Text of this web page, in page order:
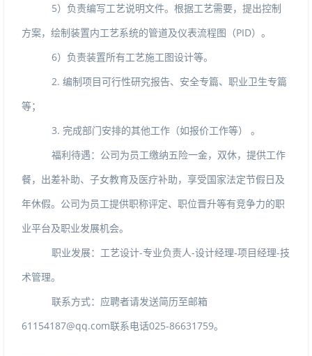
5）负责编写工艺说明文件。根据工艺需要，提出控制
方案，绘制装置内工艺系统的管道及仪表流程图（PID）。
6）负责装置所有工艺施工图设计等。
2.编制项目可行性研究报告、安全专篇、职业卫生专篇
等；
3.完成部门安排的其他工作（如报价工作等）。
福利待遇：公司为员工缴纳五险一金，双休，提供工作
餐，出差补助、子女教育及医疗补助，享受国家法定节假日及
年休假。公司为员工提供职称评定、职位晋升等有竞争力的职
业平台及职业发展机会。
职业发展：工艺设计-专业负责人-设计经理-项目经理-技
术管理。
联系方式：应聘者请发送简历至邮箱
61154187@qq.com联系电话025-86631759。